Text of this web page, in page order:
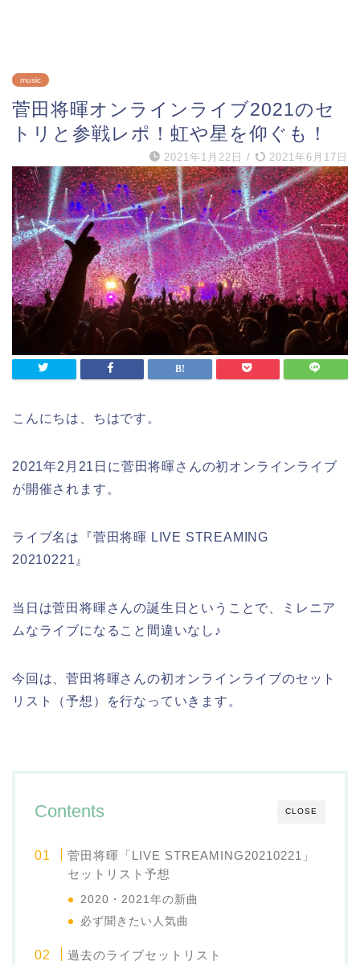
music
菅田将暉オンラインライブ2021のセ
トリと参戦レポ！虹や星を仰ぐも！
2021年1月22日 / 2021年6月17日
こんにちは、ちはです。
2021年2月21日に菅田将暉さんの初オンラインライブ
が開催されます。
ライブ名は『菅田将暉 LIVE STREAMING
20210221』
当日は菅田将暉さんの誕生日ということで、ミレニア
ムなライブになること間違いなし♪
今回は、菅田将暉さんの初オンラインライブのセット
リスト（予想）を行なっていきます。
CLOSE
Contents
菅田将暉「LIVE STREAMING20210221」
セットリスト予想
2020・2021年の新曲
必ず聞きたい人気曲
過去のライブセットリスト